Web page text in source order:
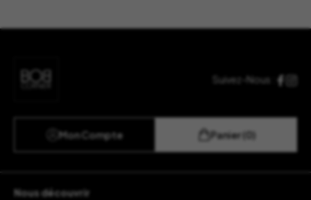
Suivez-Nous :
Mon Compte Panier (0)
Nous découvrir